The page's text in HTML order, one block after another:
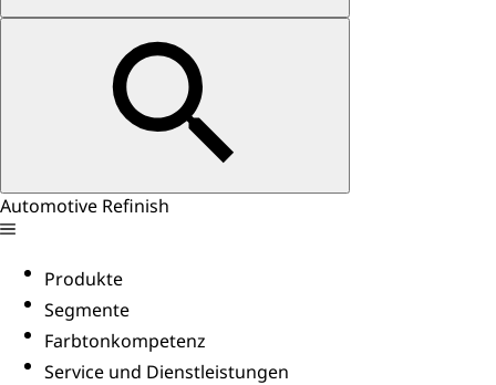
Automotive Refinish
Produkte
Segmente
Farbtonkompetenz
Service und Dienstleistungen